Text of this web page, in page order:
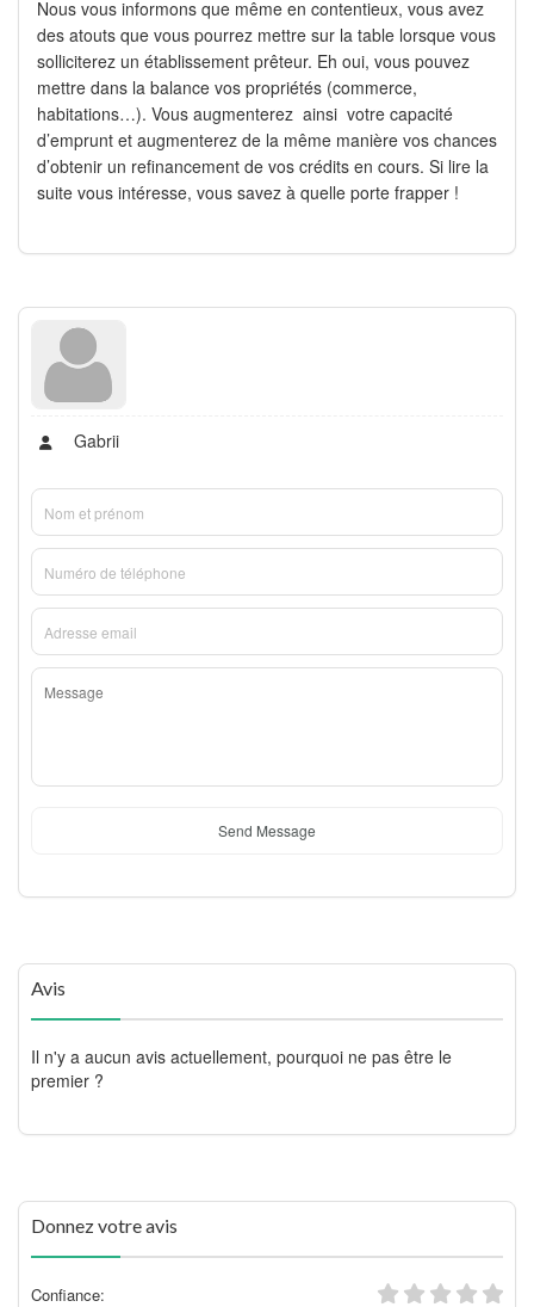
Nous vous informons que même en contentieux, vous avez
des atouts que vous pourrez mettre sur la table lorsque vous
solliciterez un établissement prêteur. Eh oui, vous pouvez
mettre dans la balance vos propriétés (commerce,
habitations…). Vous augmenterez ainsi votre capacité
d’emprunt et augmenterez de la même manière vos chances
d’obtenir un refinancement de vos crédits en cours. Si lire la
suite vous intéresse, vous savez à quelle porte frapper !
Gabrii
Send Message
Avis
Il n'y a aucun avis actuellement, pourquoi ne pas être le
premier ?
Donnez votre avis
Confiance: